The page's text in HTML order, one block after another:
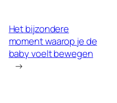
Het bijzondere
moment waarop je de
baby voelt bewegen
→